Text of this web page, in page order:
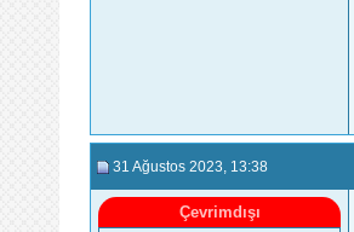
31 Ağustos 2023 , 13:38
Çevrimdışı